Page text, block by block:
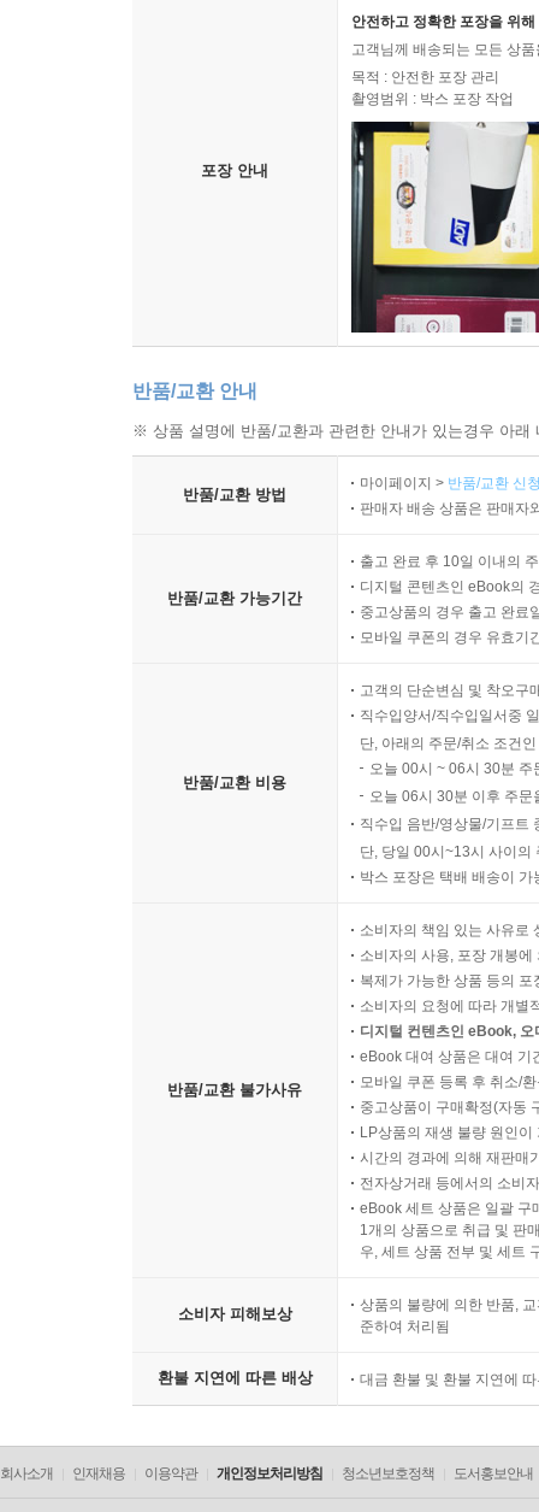
포장 안내
안전하고 정확한 포장을 위
고객님께 배송되는 모든 상
목적 : 안전한 포장 관리
촬영범위 : 박스 포장 작업
반품/교환 안내
※ 상품 설명에 반품/교환과 관련한 안내가 있는경우 아
반품/교환 방법
마이페이지 > 반품/교환 신
판매자 배송 상품은 판매자
반품/교환 가능기간
출고 완료 후 10일 이내의
디지털 콘텐츠인 eBook의
중고상품의 경우 출고 완료
모바일 쿠폰의 경우 유효기
반품/교환 비용
고객의 단순변심 및 착오구
직수입양서/직수입일서중
단, 아래의 주문/취소 조건
오늘 00시 ~ 06시 30분
오늘 06시 30분 이후 주
직수입 음반/영상물/기프트
단, 당일 00시~13시 사이의
박스 포장은 택배 배송이
반품/교환 불가사유
소비자의 책임 있는 사유로
소비자의 사용, 포장 개봉
복제가 가능한 상품 등의
소비자의 요청에 따라 개별
디지털 컨텐츠인 eBook,
eBook 대여 상품은 대여 기
모바일 쿠폰 등록 후 취소/
중고상품이 구매확정(자동
LP상품의 재생 불량 원인
시간의 경과에 의해 재판매
전자상거래 등에서의 소비
eBook 세트 상품은 일괄 구
1개의 상품으로 취급 및 판
우, 세트 상품 전부 및 세트
소비자 피해보상
상품의 불량에 의한 반품,
준하여 처리됨
환불 지연에 따른 배상 대금 환불 및 환불 지연에
회사소개 인재채용 이용약관 개인정보처리방침 청소년보호정책 도서홍보안내